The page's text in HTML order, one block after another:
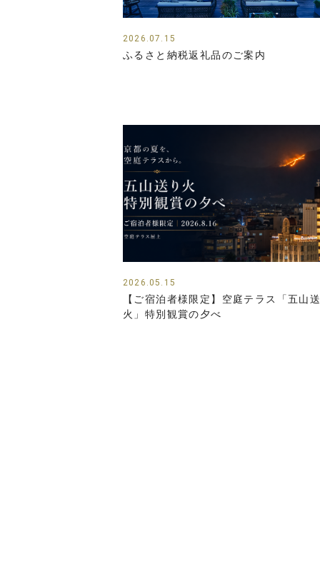
2026.07.15
ふるさと納税返礼品のご案内
2026.05.15
【ご宿泊者様限定】空庭テラス「五山送
火」特別観賞の夕べ